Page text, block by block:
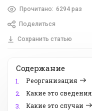
Прочитано: 6294 раз
Поделиться
Сохранить статью
Содержание
1.
Реорганизация
2.
Какие это сведения
3.
Какие это случаи